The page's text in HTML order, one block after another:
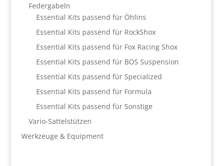
Federgabeln
Essential Kits passend für Öhlins
Essential Kits passend für RockShox
Essential Kits passend für Fox Racing Shox
Essential Kits passend für BOS Suspension
Essential Kits passend für Specialized
Essential Kits passend für Formula
Essential Kits passend für Sonstige
Vario-Sattelstützen
Werkzeuge & Equipment